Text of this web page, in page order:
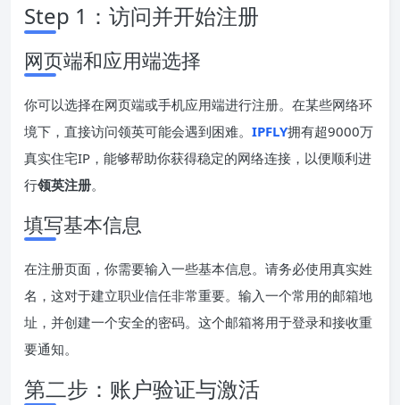
Step 1：访问并开始注册
网页端和应用端选择
你可以选择在网页端或手机应用端进行注册。在某些网络环
境下，直接访问领英可能会遇到困难。 IPFLY拥有超9000万
真实住宅IP，能够帮助你获得稳定的网络连接，以便顺利进
行领英注册。
填写基本信息
在注册页面，你需要输入一些基本信息。请务必使用真实姓
名，这对于建立职业信任非常重要。输入一个常用的邮箱地
址，并创建一个安全的密码。这个邮箱将用于登录和接收重
要通知。
第二步：账户验证与激活